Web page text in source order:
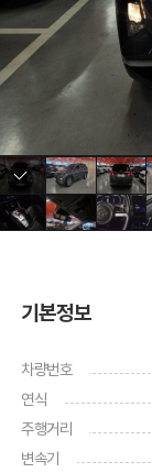
기본정보
차량번호
연식
주행거리
변속기